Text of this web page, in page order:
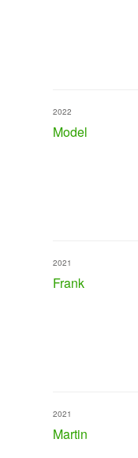
Model
2022
Frank
2021
Martin
2021